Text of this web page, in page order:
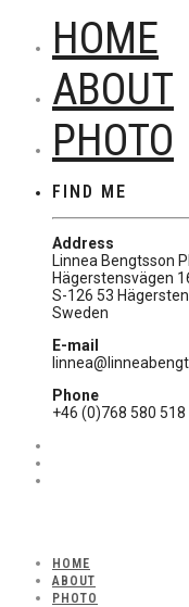
HOME
ABOUT
PHOTO
FIND ME
Address
Linnea Bengtsson
Hägerstensvägen
S-126 53 Hägersten
Sweden
E-mail
Phone
+46 (0)768 580 518
HOME
ABOUT
PHOTO